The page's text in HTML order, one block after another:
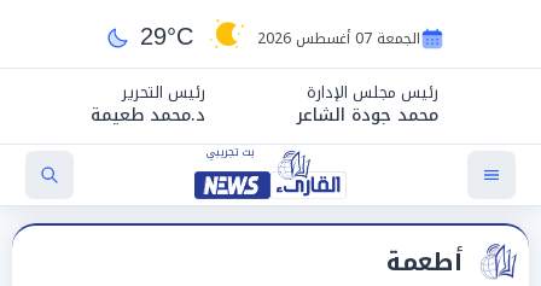
الجمعة 07 أغسطس 2026 29°C
رئيس مجلس الإدارة
محمد جودة الشاعر
رئيس التحرير
د.محمد طعيمة
أطعمة